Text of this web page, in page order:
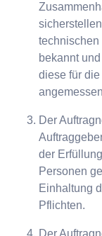
bekannt
diese für
Der
der
Personen
Einhaltung
Pflichten.
Der